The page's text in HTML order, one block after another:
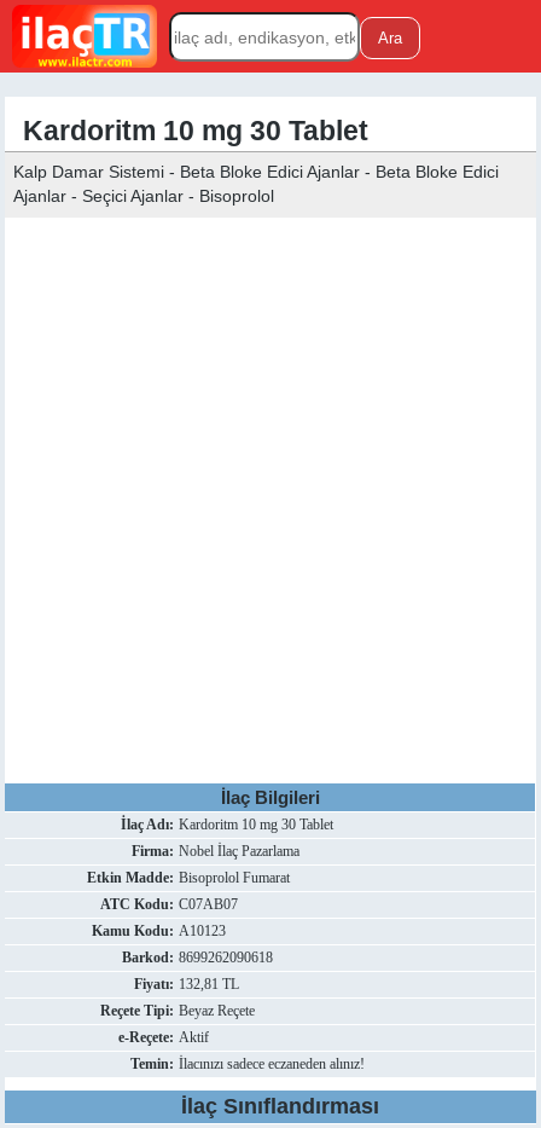
Kardoritm 10 mg 30 Tablet
Kalp Damar Sistemi - Beta Bloke Edici Ajanlar - Beta Bloke Edici
Ajanlar - Seçici Ajanlar - Bisoprolol
İlaç Bilgileri
İlaç Adı: Kardoritm 10 mg 30 Tablet
Firma: Nobel İlaç Pazarlama
Etkin Madde: Bisoprolol Fumarat
ATC Kodu: C07AB07
Kamu Kodu: A10123
Barkod: 8699262090618
Fiyatı: 132,81 TL
Reçete Tipi: Beyaz Reçete
e-Reçete: Aktif
Temin: İlacınızı sadece eczaneden alınız!
İlaç Sınıflandırması